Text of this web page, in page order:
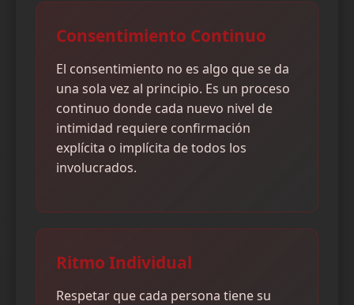
Consentimiento Continuo
El consentimiento no es algo que se da
una sola vez al principio. Es un proceso
continuo donde cada nuevo nivel de
intimidad requiere confirmación
explícita o implícita de todos los
involucrados.
Ritmo Individual
Respetar que cada persona tiene su